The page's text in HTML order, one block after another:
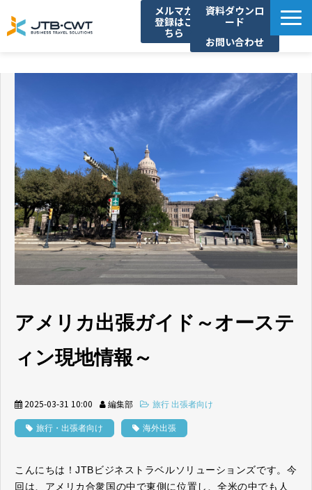
メルマガ
登録はこ
ちら
資料ダウンロ
ード
お問い合わせ
導入事例
セミナー/イベント
コラム
お知らせ
よくあるご質問
アメリカ出張ガイド～オーステ
ィン現地情報～
2025-03-31 10:00 編集部 旅行 出張者向け
旅行・出張者向け 海外出張
こんにちは！JTBビジネストラベルソリューションズです。今
回は、アメリカ合衆国の中で東側に位置し、全米の中でも人